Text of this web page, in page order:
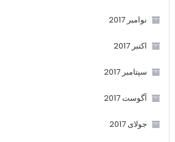
نوامبر 2017
اکتبر 2017
سپتامبر 2017
آگوست 2017
جولای 2017